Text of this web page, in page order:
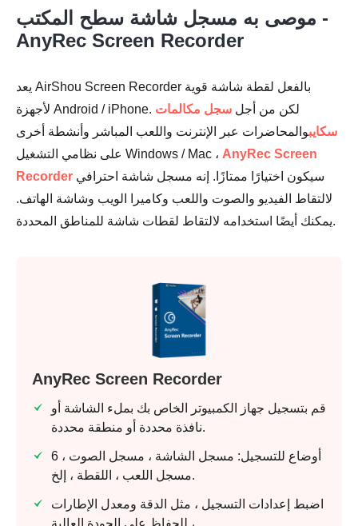
الخطوة 1.
الخطوة 2.
موصى به مسجل شاشة سطح المكتب -
AnyRec Screen Recorder
يعد AirShou Screen Recorder بالفعل لقطة شاشة قوية
لأجهزة Android / iPhone. لكن من أجل سجل مكالمات
سكايبوالمحاضرات عبر الإنترنت واللعب المباشر وأنشطة أخرى
على نظامي التشغيل Windows / Mac ، AnyRec Screen
Recorder
لالتقاط الفيديو والصوت واللعب وكاميرا الويب وشاشة الهاتف.
يمكنك أيضًا استخدامه لالتقاط لقطات شاشة للمناطق المحددة.
AnyRec Screen Recorder
قم بتسجيل جهاز الكمبيوتر الخاص بك بملء الشاشة أو
نافذة محددة أو منطقة محددة.
6 أوضاع للتسجيل: مسجل الشاشة ، مسجل الصوت ،
مسجل اللعب ، اللقطة ، إلخ.
اضبط إعدادات التسجيل ، مثل الدقة ومعدل الإطارات